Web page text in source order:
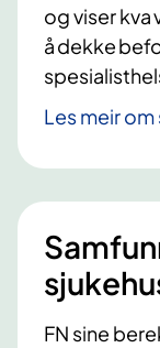
og viser kva
å dekke
Les meir
FN sine